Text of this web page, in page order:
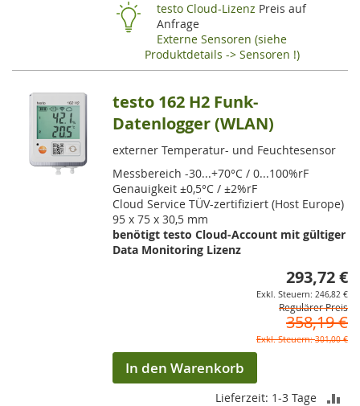
testo Cloud-Lizenz Preis auf
Anfrage
Externe Sensoren (siehe
Produktdetails -> Sensoren !)
testo 162 H2 Funk-
Datenlogger (WLAN)
externer Temperatur- und Feuchtesensor
Messbereich -30...+70°C / 0...100%rF
Genauigkeit ±0,5°C / ±2%rF
Cloud Service TÜV-zertifiziert (Host Europe)
95 x 75 x 30,5 mm
benötigt testo Cloud-Account mit gültiger
Data Monitoring Lizenz
293,72 €
246,82 €
Regulärer Preis
358,19 €
301,00 €
In den Warenkorb
Lieferzeit: 1-3 Tage